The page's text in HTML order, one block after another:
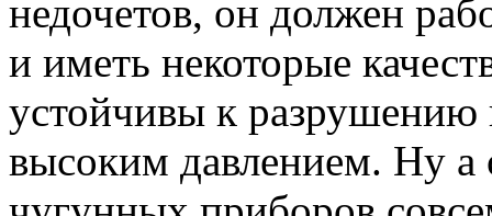
недочетов, он должен
и иметь некоторые
устойчивы к разрушению
высоким давлением. Ну а